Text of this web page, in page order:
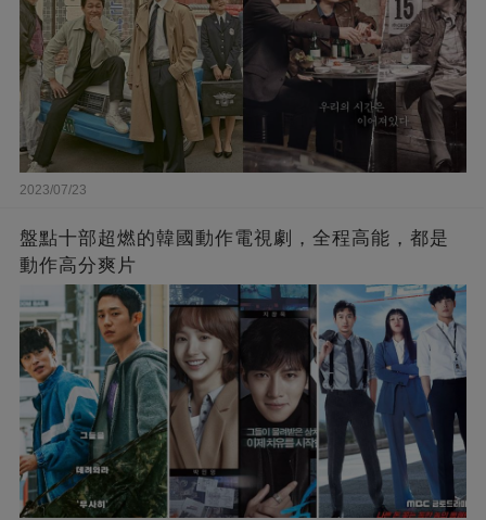
2023/07/23
盤點十部超燃的韓國動作電視劇，全程高能，都是
動作高分爽片